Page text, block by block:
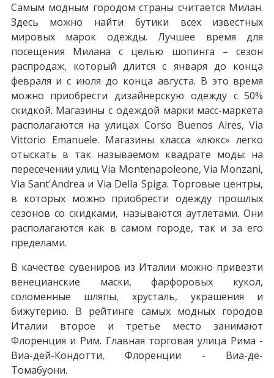
Самым модным городом страны считается Милан.
Здесь можно найти бутики всех известных
мировых марок одежды. Лучшее время для
посещения Милана с целью шопинга – сезон
распродаж, который длится с января до конца
февраля и с июля до конца августа. В это время
можно приобрести дизайнерскую одежду с 50%
скидкой. Магазины с одеждой марки масс-маркета
располагаются на улицах Corso Buenos Aires, Via
Vittorio Emanuele. Магазины класса «люкс» легко
отыскать в так называемом квадрате моды: на
пересечении улиц Via Montenapoleone, Via Monzani,
Via Sant'Andrea и Via Della Spiga. Торговые центры,
в которых можно приобрести одежду прошлых
сезонов со скидками, называются аутлетами. Они
располагаются как в самом городе, так и за его
пределами.
В качестве сувениров из Италии можно привезти
венецианские маски, фарфоровых кукол,
соломенные шляпы, хрусталь, украшения и
бижутерию. В рейтинге самых модных городов
Италии второе и третье место занимают
Флоренция и Рим. Главная торговая улица Рима -
Виа-дей-Кондотти, Флоренции - Виа-де-
Томабуони.